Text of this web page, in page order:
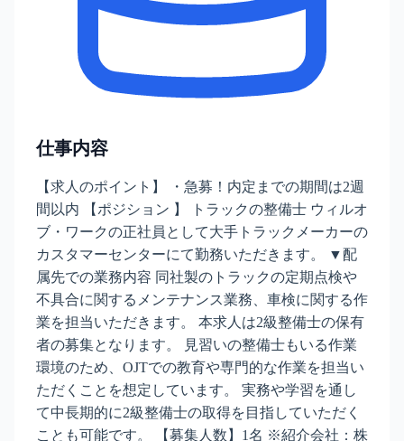
仕事内容
【求人のポイント】 ・急募！内定までの期間は2週
間以内 【ポジション 】 トラックの整備士 ウィルオ
ブ・ワークの正社員として大手トラックメーカーの
カスタマーセンターにて勤務いただきます。 ▼配
属先での業務内容 同社製のトラックの定期点検や
不具合に関するメンテナンス業務、車検に関する作
業を担当いただきます。 本求人は2級整備士の保有
者の募集となります。 見習いの整備士もいる作業
環境のため、OJTでの教育や専門的な作業を担当い
ただくことを想定しています。 実務や学習を通し
て中長期的に2級整備士の取得を目指していただく
ことも可能です。 【募集人数】1名 ※紹介会社：株